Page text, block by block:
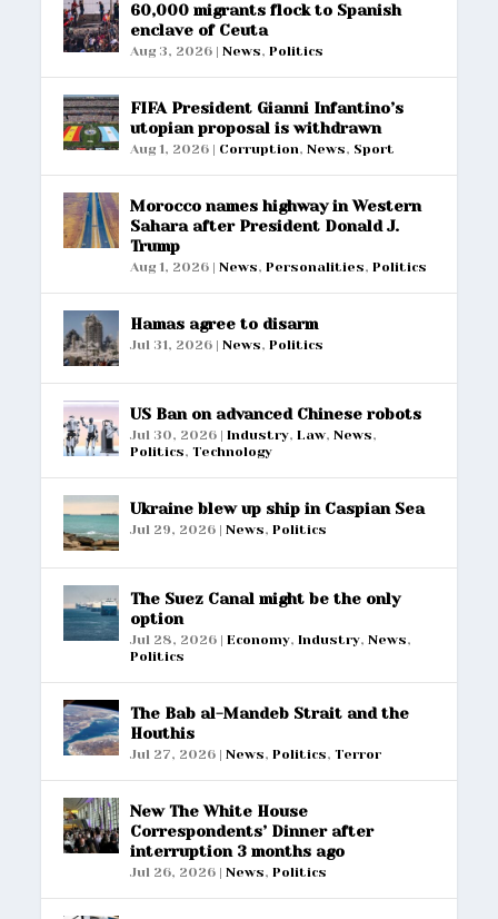
60,000 migrants flock to Spanish
enclave of Ceuta
Aug 3, 2026 |News,Politics
FIFA President Gianni Infantino’s
utopian proposal is withdrawn
Aug 1, 2026 | Corruption,News, Sport
Morocco names highway in Western
Sahara after President Donald J.
Trump
Aug 1, 2026 |News,Personalities,Politics
Hamas agree to disarm
Jul 31, 2026 |News,Politics
US Ban on advanced Chinese robots
Jul 30, 2026 |Industry,Law,News,
Politics,Technology
Ukraine blew up ship in Caspian Sea
Jul 29, 2026 |News,Politics
The Suez Canal might be the only
option
Jul 28, 2026 |Economy,Industry,News,
Politics
The Bab al-Mandeb Strait and the
Houthis
Jul 27, 2026 |News,Politics,Terror
New The White House
Correspondents’ Dinner after
interruption 3 months ago
Jul 26, 2026 |News,Politics